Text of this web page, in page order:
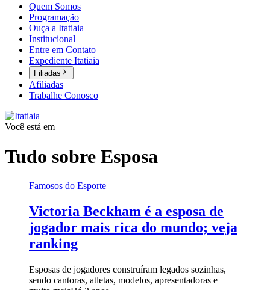
Quem Somos
Programação
Ouça a Itatiaia
Institucional
Entre em Contato
Expediente Itatiaia
Filiadas
Afiliadas
Trabalhe Conosco
Você está em
Tudo sobre Esposa
Famosos do Esporte
Victoria Beckham é a esposa de
jogador mais rica do mundo; veja
ranking
Esposas de jogadores construíram legados sozinhas,
sendo cantoras, atletas, modelos, apresentadoras e